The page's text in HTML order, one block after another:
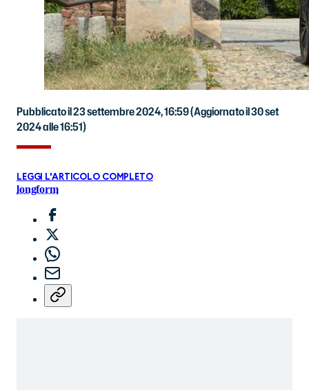
Pubblicato il 23 settembre 2024, 16:59(Aggiornato il 30 set
2024 alle 16:51)
LEGGI L'ARTICOLO COMPLETO
longform